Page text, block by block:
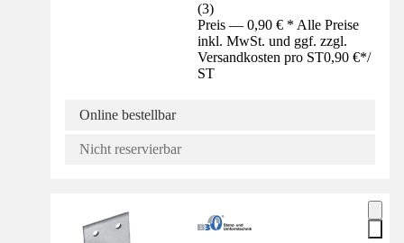
(3)
Preis — 0,90 € * Alle Preise
inkl. MwSt. und ggf. zzgl.
Versandkosten pro ST0,90 €*/
ST
Online bestellbar
Nicht reservierbar